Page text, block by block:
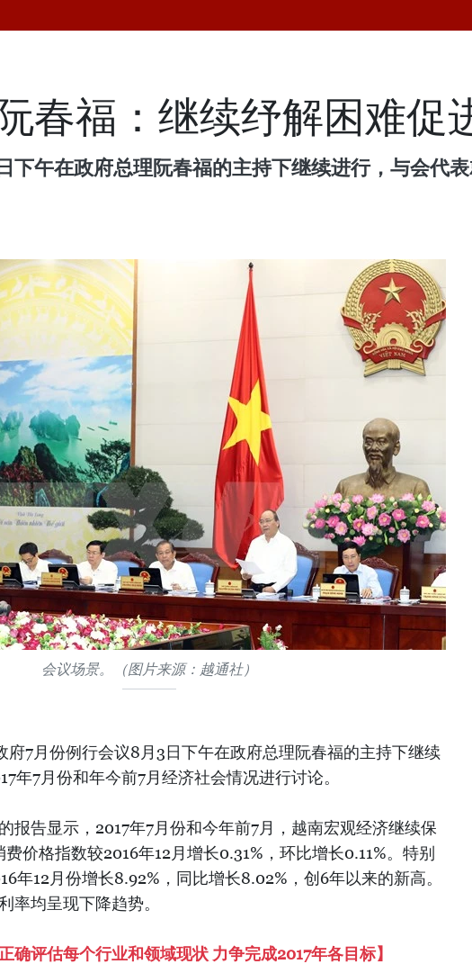
春福：继续纾解困难促
下午在政府总理阮春福的主持下继续进行，与会代
会议场景。（图片来源：越通社）
7月份例行会议8月3日下午在政府总理阮春福的主持下继续
年7月份和年今前7月经济社会情况进行讨论。
报告显示，2017年7月份和今年前7月，越南宏观经济继续保
价格指数较2016年12月增长0.31%，环比增长0.11%。特别
年12月份增长8.92%，同比增长8.02%，创6年以来的新高。
率均呈现下降趋势。
确评估每个行业和领域现状 力争完成2017年各目标】